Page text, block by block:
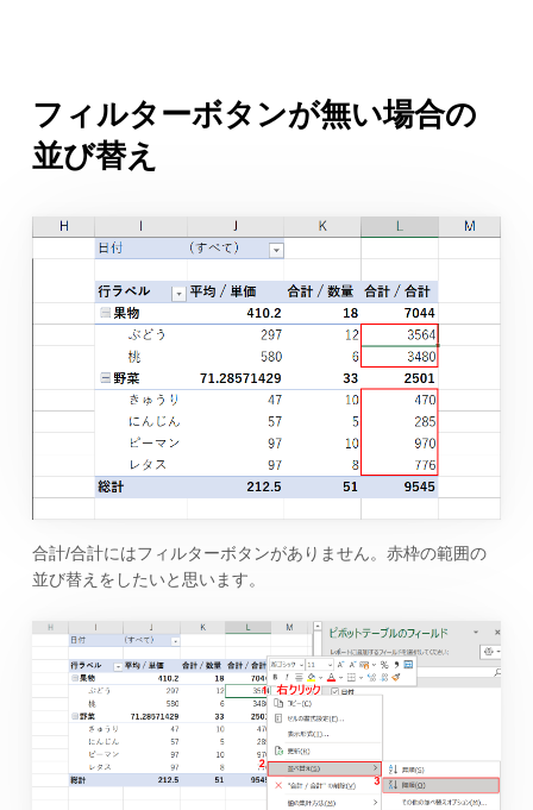
フィルターボタンが無い場合の
並び替え
合計/合計にはフィルターボタンがありません。赤枠の範囲の
並び替えをしたいと思います。